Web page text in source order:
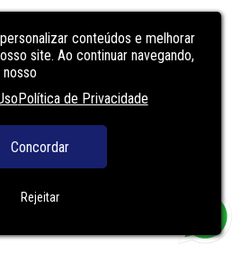
conteúdos e melhorar
site. Ao continuar navegando,
Política de Privacidade
Concordar
Rejeitar